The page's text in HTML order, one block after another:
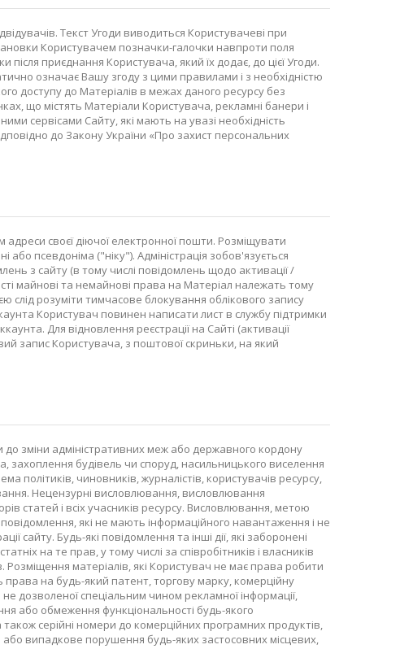
Текст Угоди виводиться Користувачеві при
Користувачем позначки-галочки навпроти поля
приєднання Користувача, який їх додає, до цієї Угоди.
означає Вашу згоду з цими правилами і з необхідністю
доступу до Матеріалів в межах даного ресурсу без
що містять Матеріали Користувача, рекламні банери і
сервісами Сайту, які мають на увазі необхідність
до Закону України «Про захист персональних
адреси своєї діючої електронної пошти. Розміщувати
псевдоніма ("ніку"). Адміністрація зобов'язується
з сайту (в тому числі повідомлень щодо активації /
майнові та немайнові права на Матеріал належать тому
слід розуміти тимчасове блокування облікового запису
Користувач повинен написати лист в службу підтримки
Для відновлення реєстрації на Сайті (активації
запис Користувача, з поштової скриньки, на який
зміни адміністративних меж або державного кордону
захоплення будівель чи споруд, насильницького виселення
політиків, чиновників, журналістів, користувачів ресурсу,
Нецензурні висловлювання, висловлювання
статей і всіх учасників ресурсу. Висловлювання, метою
які не мають інформаційного навантаження і не
сайту. Будь-які повідомлення та інші дії, які заборонені
на те прав, у тому числі за співробітників і власників
матеріалів, які Користувач не має права робити
права на будь-який патент, торгову марку, комерційну
дозволеної спеціальним чином рекламної інформації,
або обмеження функціональності будь-якого
серійні номери до комерційних програмних продуктів,
або випадкове порушення будь-яких застосовних місцевих,